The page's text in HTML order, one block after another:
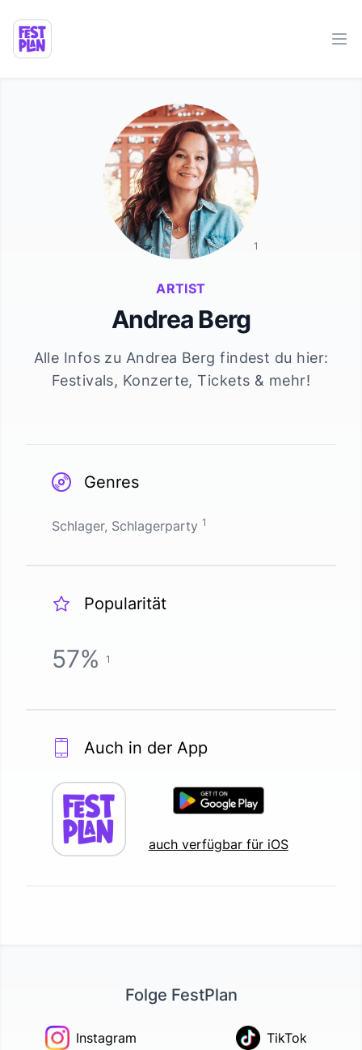
ARTIST
Andrea Berg
Alle Infos zu Andrea Berg findest du hier:
Festivals, Konzerte, Tickets & mehr!
1
Genres
Schlager, Schlagerparty 1
Popularität
57% 1
Auch in der App
auch verfügbar für iOS
Folge FestPlan
Instagram TikTok